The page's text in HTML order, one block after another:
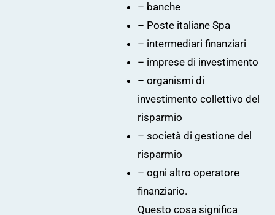
– banche
– Poste italiane Spa
– intermediari finanziari
– imprese di investimento
– organismi di
investimento collettivo del
risparmio
– società di gestione del
risparmio
– ogni altro operatore
finanziario.
Questo cosa significa